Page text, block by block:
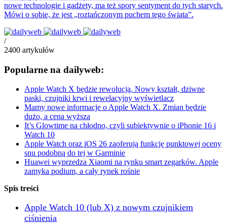
nowe technologie i gadżety, ma też spory sentyment do tych starych.
Mówi o sobie, że jest „roztańczonym puchem tego świata”.
/
2400 artykułów
Popularne na dailyweb:
Apple Watch X będzie rewolucją. Nowy kształt, dziwne
paski, czujniki krwi i rewelacyjny wyświetlacz
Mamy nowe informacje o Apple Watch X. Zmian będzie
dużo, a cena wyższa
It’s Glowtime na chłodno, czyli subiektywnie o iPhonie 16 i
Watch 10
Apple Watch oraz iOS 26 zaoferują funkcję punktowej oceny
snu podobną do tej w Garminie
Huawei wyprzedza Xiaomi na rynku smart zegarków. Apple
zamyka podium, a cały rynek rośnie
Spis treści
Apple Watch 10 (lub X) z nowym czujnikiem
ciśnienia